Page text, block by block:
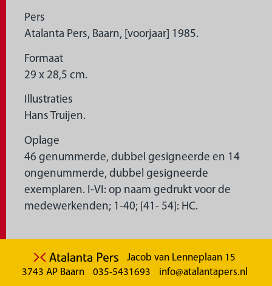
Pers
Atalanta Pers, Baarn, [voorjaar] 1985.
Formaat
29 x 28,5 cm.
Illustraties
Hans Truijen.
Oplage
46 genummerde, dubbel gesigneerde en 14
ongenummerde, dubbel gesigneerde
exemplaren. I-VI: op naam gedrukt voor de
medewerkenden; 1-40; [41- 54]: HC.
Jacob van Lenneplaan 15
3743 AP Baarn
035-5431693 info@atalantapers.nl